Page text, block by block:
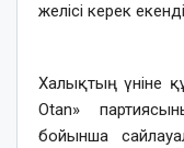
желісі керек
Халықтың үніне
Otan»
бойынша